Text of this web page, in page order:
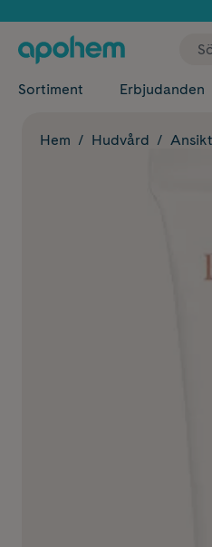
Sortiment Erbjudanden
Hem Hudvård